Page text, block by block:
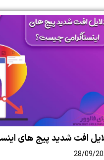
افت شدید پیج های
28/09/